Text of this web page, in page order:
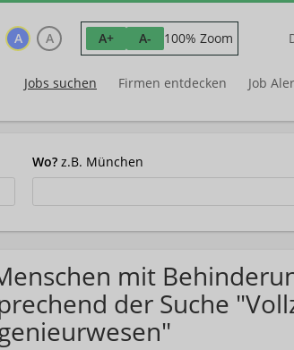
A A A+ A- 100% Zoom
Jobs suchen Firmen entdecken Job
Wo? z.B. München
mit
der Suche